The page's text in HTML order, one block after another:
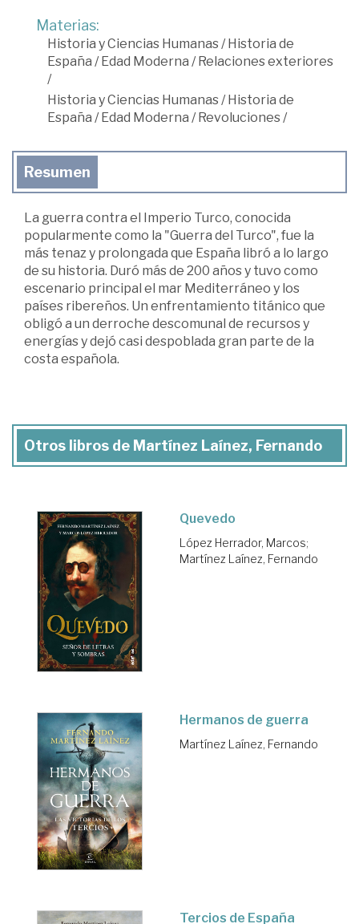
Materias:
Historia y Ciencias Humanas/Historia de
España /Edad Moderna /Relaciones exteriores
/
Historia y Ciencias Humanas/Historia de
España /Edad Moderna /Revoluciones/
Resumen
La guerra contra el Imperio Turco, conocida
popularmente como la "Guerra del Turco", fue la
más tenaz y prolongada que España libró a lo largo
de su historia. Duró más de 200 años y tuvo como
escenario principal el mar Mediterráneo y los
países ribereños. Un enfrentamiento titánico que
obligó a un derroche descomunal de recursos y
energías y dejó casi despoblada gran parte de la
costa española.
Otros libros de Martínez Laínez, Fernando
Quevedo
López Herrador, Marcos;
Martínez Laínez, Fernando
Hermanos de guerra
Martínez Laínez, Fernando
Tercios de España